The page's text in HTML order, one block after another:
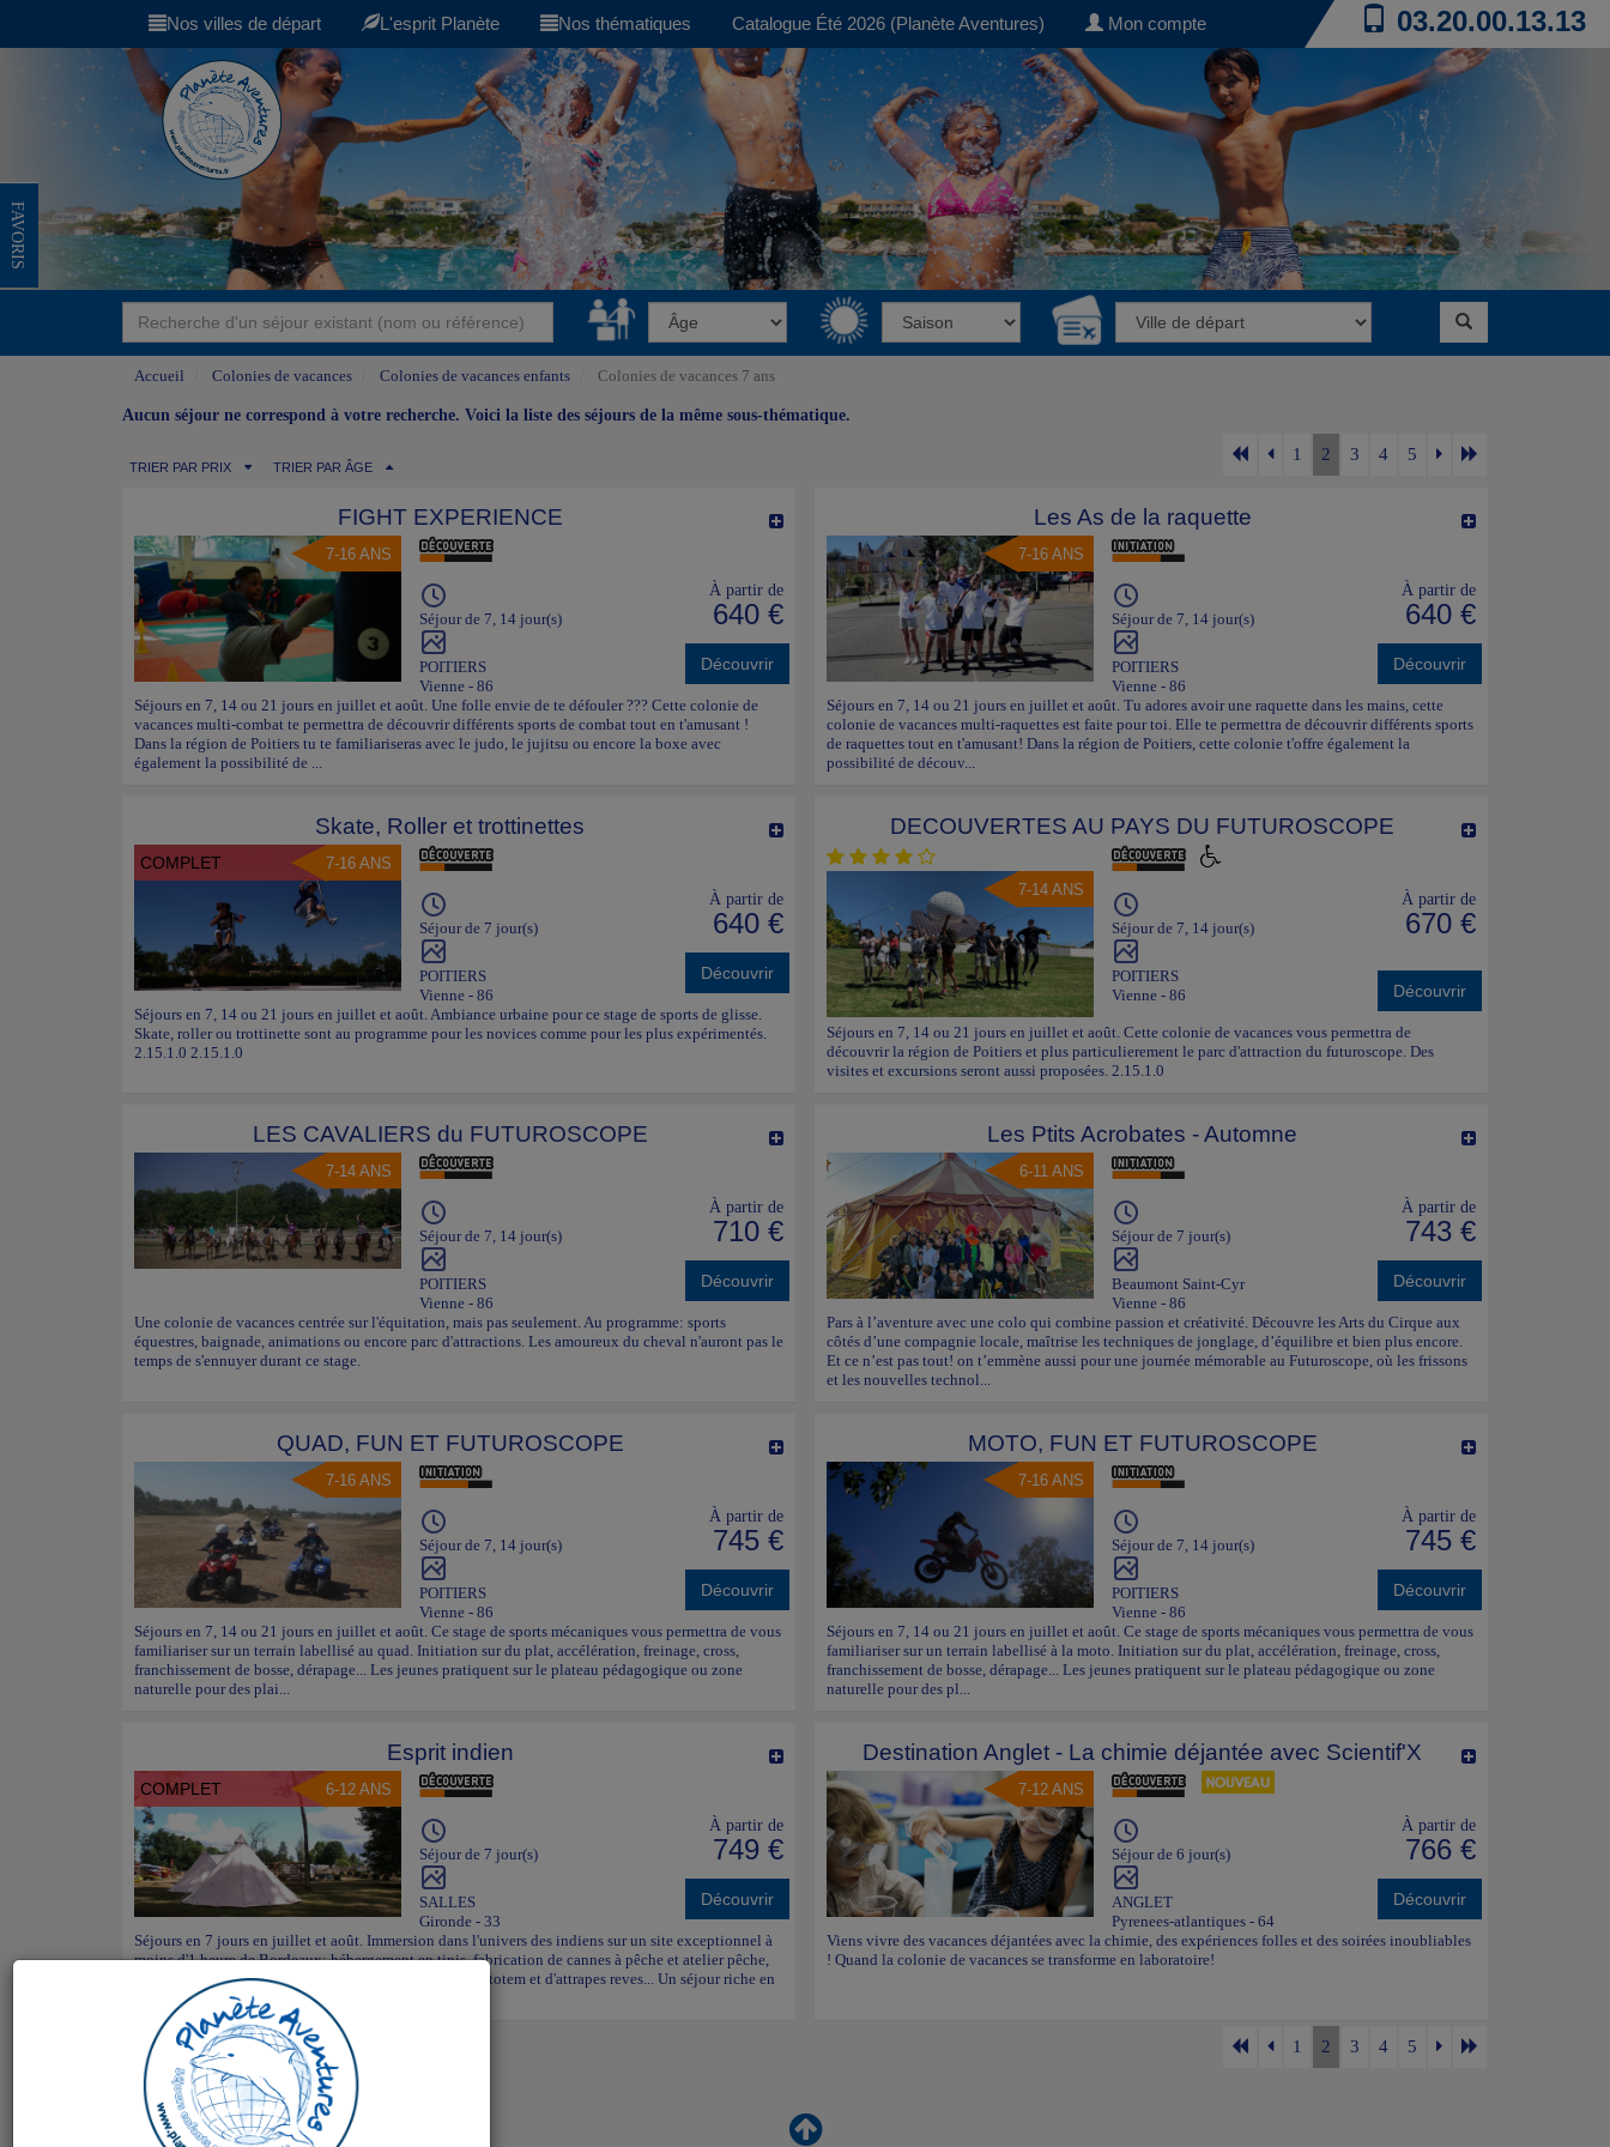
Nos villes de départ L'esprit Planète Nos thématiques Catalogue Été 2026 (Planète Aventures) Mon compte 03.20.00.13.13
FAVORIS
Accueil Colonies de vacances Colonies de vacances enfants Colonies de vacances 7 ans
Aucun séjour ne correspond à votre recherche. Voici la liste des séjours de la même sous-thématique.
TRIER PAR PRIX TRIER PAR ÂGE
1 2 3 4 5
FIGHT EXPERIENCE
7-16 ANS
Séjour de 7, 14 jour(s)
POITIERS
Vienne - 86
À partir de
640 €
Découvrir
Séjours en 7, 14 ou 21 jours en juillet et août. Une folle envie de te défouler ??? Cette colonie de
vacances multi-combat te permettra de découvrir différents sports de combat tout en t'amusant !
Dans la région de Poitiers tu te familiariseras avec le judo, le jujitsu ou encore la boxe avec
également la possibilité de ...
Les As de la raquette
7-16 ANS
Séjour de 7, 14 jour(s)
POITIERS
Vienne - 86
À partir de
640 €
Découvrir
Séjours en 7, 14 ou 21 jours en juillet et août. Tu adores avoir une raquette dans les mains, cette
colonie de vacances multi-raquettes est faite pour toi. Elle te permettra de découvrir différents sports
de raquettes tout en t'amusant! Dans la région de Poitiers, cette colonie t'offre également la
possibilité de découv...
Skate, Roller et trottinettes
COMPLET 7-16 ANS
Séjour de 7 jour(s)
POITIERS
Vienne - 86
À partir de
640 €
Découvrir
Séjours en 7, 14 ou 21 jours en juillet et août. Ambiance urbaine pour ce stage de sports de glisse.
Skate, roller ou trottinette sont au programme pour les novices comme pour les plus expérimentés.
2.15.1.0 2.15.1.0
DECOUVERTES AU PAYS DU FUTUROSCOPE
7-14 ANS
Séjour de 7, 14 jour(s)
POITIERS
Vienne - 86
À partir de
670 €
Découvrir
Séjours en 7, 14 ou 21 jours en juillet et août. Cette colonie de vacances vous permettra de
découvrir la région de Poitiers et plus particulierement le parc d'attraction du futuroscope. Des
visites et excursions seront aussi proposées. 2.15.1.0
LES CAVALIERS du FUTUROSCOPE
7-14 ANS
Séjour de 7, 14 jour(s)
POITIERS
Vienne - 86
À partir de
710 €
Découvrir
Une colonie de vacances centrée sur l'équitation, mais pas seulement. Au programme: sports
équestres, baignade, animations ou encore parc d'attractions. Les amoureux du cheval n'auront pas le
temps de s'ennuyer durant ce stage.
Les Ptits Acrobates - Automne
6-11 ANS
Séjour de 7 jour(s)
Beaumont Saint-Cyr
Vienne - 86
À partir de
743 €
Découvrir
Pars à l’aventure avec une colo qui combine passion et créativité. Découvre les Arts du Cirque aux
côtés d’une compagnie locale, maîtrise les techniques de jonglage, d’équilibre et bien plus encore.
Et ce n’est pas tout! on t’emmène aussi pour une journée mémorable au Futuroscope, où les frissons
et les nouvelles technol...
QUAD, FUN ET FUTUROSCOPE
7-16 ANS
Séjour de 7, 14 jour(s)
POITIERS
Vienne - 86
À partir de
745 €
Découvrir
Séjours en 7, 14 ou 21 jours en juillet et août. Ce stage de sports mécaniques vous permettra de vous
familiariser sur un terrain labellisé au quad. Initiation sur du plat, accélération, freinage, cross,
franchissement de bosse, dérapage... Les jeunes pratiquent sur le plateau pédagogique ou zone
naturelle pour des plai...
MOTO, FUN ET FUTUROSCOPE
7-16 ANS
Séjour de 7, 14 jour(s)
POITIERS
Vienne - 86
À partir de
745 €
Découvrir
Séjours en 7, 14 ou 21 jours en juillet et août. Ce stage de sports mécaniques vous permettra de vous
familiariser sur un terrain labellisé à la moto. Initiation sur du plat, accélération, freinage, cross,
franchissement de bosse, dérapage... Les jeunes pratiquent sur le plateau pédagogique ou zone
naturelle pour des pl...
Esprit indien
COMPLET 6-12 ANS
Séjour de 7 jour(s)
SALLES
Gironde - 33
À partir de
749 €
Découvrir
Séjours en 7 jours en juillet et août. Immersion dans l'univers des indiens sur un site exceptionnel à
moins d'1 heure de Bordeaux: hébergement en tipis, fabrication de cannes à pêche et atelier pêche,
tir à l'arc, descente en canoë, escalade, fabrication d'un totem et d'attrapes reves... Un séjour riche en
activités po...
Destination Anglet - La chimie déjantée avec Scientif'X
7-12 ANS
Séjour de 6 jour(s)
ANGLET
Pyrenees-atlantiques - 64
À partir de
766 €
Découvrir
Viens vivre des vacances déjantées avec la chimie, des expériences folles et des soirées inoubliables
! Quand la colonie de vacances se transforme en laboratoire!
1 2 3 4 5